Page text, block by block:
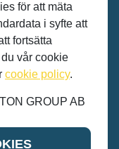
2022
för att mäta
i syfte att
fortsätta
vår cookie
cookie policy.
GROUP AB